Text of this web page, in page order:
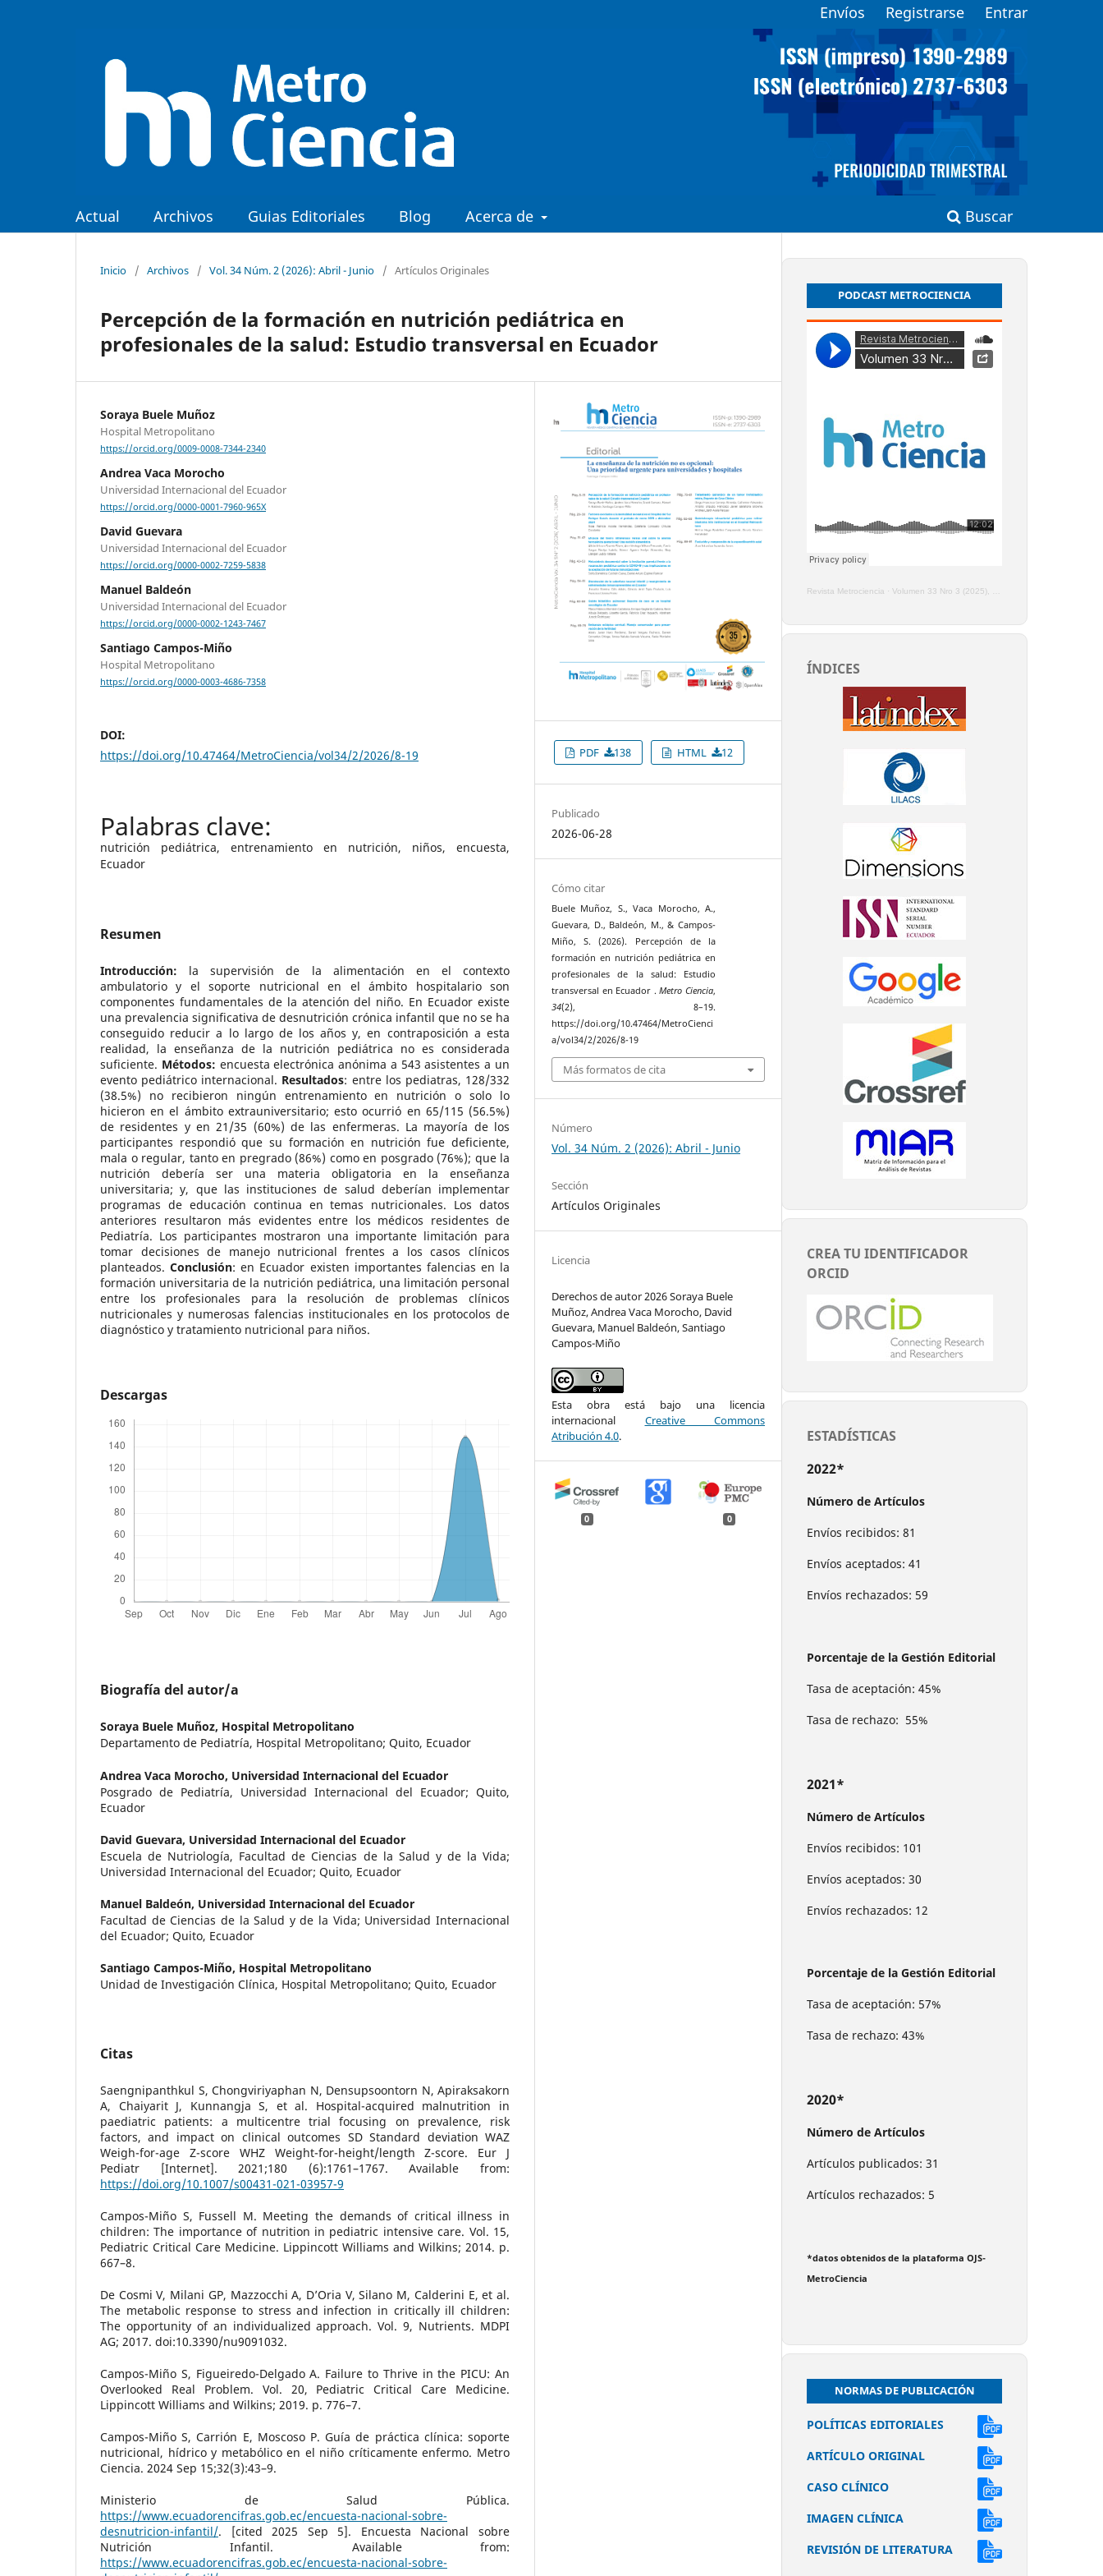
Actual Archivos Guias Editoriales Blog Acerca de Buscar
Envíos Registrarse Entrar
Inicio / Archivos / Vol. 34 Núm. 2 (2026): Abril - Junio / Artículos Originales
Percepción de la formación en nutrición pediátrica en
profesionales de la salud: Estudio transversal en Ecuador
Soraya Buele Muñoz
Hospital Metropolitano
https://orcid.org/0009-0008-7344-2340
Andrea Vaca Morocho
Universidad Internacional del Ecuador
https://orcid.org/0000-0001-7960-965X
David Guevara
Universidad Internacional del Ecuador
https://orcid.org/0000-0002-7259-5838
Manuel Baldeón
Universidad Internacional del Ecuador
https://orcid.org/0000-0002-1243-7467
Santiago Campos-Miño
Hospital Metropolitano
https://orcid.org/0000-0003-4686-7358
DOI:
https://doi.org/10.47464/MetroCiencia/vol34/2/2026/8-19
nutrición pediátrica, entrenamiento en nutrición, niños, encuesta,
Ecuador
Resumen
Introducción: la supervisión de la alimentación en el contexto
ambulatorio y el soporte nutricional en el ámbito hospitalario son
componentes fundamentales de la atención del niño. En Ecuador existe
una prevalencia significativa de desnutrición crónica infantil que no se ha
conseguido reducir a lo largo de los años y, en contraposición a esta
realidad, la enseñanza de la nutrición pediátrica no es considerada
suficiente. Métodos: encuesta electrónica anónima a 543 asistentes a un
evento pediátrico internacional. Resultados: entre los pediatras, 128/332
(38.5%) no recibieron ningún entrenamiento en nutrición o solo lo
hicieron en el ámbito extrauniversitario; esto ocurrió en 65/115 (56.5%)
de residentes y en 21/35 (60%) de las enfermeras. La mayoría de los
participantes respondió que su formación en nutrición fue deficiente,
mala o regular, tanto en pregrado (86%) como en posgrado (76%); que la
nutrición debería ser una materia obligatoria en la enseñanza
universitaria; y, que las instituciones de salud deberían implementar
programas de educación continua en temas nutricionales. Los datos
anteriores resultaron más evidentes entre los médicos residentes de
Pediatría. Los participantes mostraron una importante limitación para
tomar decisiones de manejo nutricional frentes a los casos clínicos
planteados.Conclusión: en Ecuador existen importantes falencias en la
formación universitaria de la nutrición pediátrica, una limitación personal
entre los profesionales para la resolución de problemas clínicos
nutricionales y numerosas falencias institucionales en los protocolos de
diagnóstico y tratamiento nutricional para niños.
Descargas
Biografía del autor/a
Soraya Buele Muñoz, Hospital Metropolitano
Departamento de Pediatría, Hospital Metropolitano; Quito, Ecuador
Andrea Vaca Morocho, Universidad Internacional del Ecuador
Posgrado de Pediatría, Universidad Internacional del Ecuador; Quito,
Ecuador
David Guevara, Universidad Internacional del Ecuador
Escuela de Nutriología, Facultad de Ciencias de la Salud y de la Vida;
Universidad Internacional del Ecuador; Quito, Ecuador
Manuel Baldeón, Universidad Internacional del Ecuador
Facultad de Ciencias de la Salud y de la Vida; Universidad Internacional
del Ecuador; Quito, Ecuador
Santiago Campos-Miño, Hospital Metropolitano
Unidad de Investigación Clínica, Hospital Metropolitano; Quito, Ecuador
Citas
Saengnipanthkul S, Chongviriyaphan N, Densupsoontorn N, Apiraksakorn
A, Chaiyarit J, Kunnangja S, et al. Hospital-acquired malnutrition in
paediatric patients: a multicentre trial focusing on prevalence, risk
factors, and impact on clinical outcomes SD Standard deviation WAZ
Weigh-for-age Z-score WHZ Weight-for-height/length Z-score. Eur J
Pediatr [Internet]. 2021;180 (6):1761–1767. Available from:
https://doi.org/10.1007/s00431-021-03957-9
Campos-Miño S, Fussell M. Meeting the demands of critical illness in
children: The importance of nutrition in pediatric intensive care. Vol. 15,
Pediatric Critical Care Medicine. Lippincott Williams and Wilkins; 2014. p.
667–8.
De Cosmi V, Milani GP, Mazzocchi A, D’Oria V, Silano M, Calderini E, et al.
The metabolic response to stress and infection in critically ill children:
The opportunity of an individualized approach. Vol. 9, Nutrients. MDPI
AG; 2017. doi:10.3390/nu9091032.
Campos-Miño S, Figueiredo-Delgado A. Failure to Thrive in the PICU: An
Overlooked Real Problem. Vol. 20, Pediatric Critical Care Medicine.
Lippincott Williams and Wilkins; 2019. p. 776–7.
Campos-Miño S, Carrión E, Moscoso P. Guía de práctica clínica: soporte
nutricional, hídrico y metabólico en el niño críticamente enfermo. Metro
Ciencia. 2024 Sep 15;32(3):43–9.
Ministerio de Salud Pública.
https://www.ecuadorencifras.gob.ec/encuesta-nacional-sobre-
desnutricion-infantil/. [cited 2025 Sep 5]. Encuesta Nacional sobre
Nutrición Infantil. Available from:
https://www.ecuadorencifras.gob.ec/encuesta-nacional-sobre-
PDF 138 HTML 12
Publicado
2026-06-28
Cómo citar
Buele Muñoz, S., Vaca Morocho, A.,
Guevara, D., Baldeón, M., & Campos-
Miño, S. (2026). Percepción de la
formación en nutrición pediátrica en
profesionales de la salud: Estudio
transversal en Ecuador .Metro Ciencia,
34(2), 8–19.
https://doi.org/10.47464/MetroCienci
a/vol34/2/2026/8-19
Más formatos de cita
Número
Vol. 34 Núm. 2 (2026): Abril - Junio
Sección
Artículos Originales
Licencia
Derechos de autor 2026 Soraya Buele
Muñoz, Andrea Vaca Morocho, David
Guevara, Manuel Baldeón, Santiago
Campos-Miño
Esta obra está bajo una licencia
internacional Creative Commons
Atribución 4.0.
0 0
PODCAST METROCIENCIA
Revista Metrociencia · Volumen 33 Nro 3 (2025), Enero - Marzo
ÍNDICES
CREA TU IDENTIFICADOR
ORCID
ESTADÍSTICAS
2022*
Número de Artículos
Envíos recibidos: 81
Envíos aceptados: 41
Envíos rechazados: 59
Porcentaje de la Gestión Editorial
Tasa de aceptación: 45%
Tasa de rechazo: 55%
2021*
Número de Artículos
Envíos recibidos: 101
Envíos aceptados: 30
Envíos rechazados: 12
Porcentaje de la Gestión Editorial
Tasa de aceptación: 57%
Tasa de rechazo: 43%
2020*
Número de Artículos
Artículos publicados: 31
Artículos rechazados: 5
*datos obtenidos de la plataforma OJS-
MetroCiencia
NORMAS DE PUBLICACIÓN
POLÍTICAS EDITORIALES
ARTÍCULO ORIGINAL
CASO CLÍNICO
IMAGEN CLÍNICA
REVISIÓN DE LITERATURA